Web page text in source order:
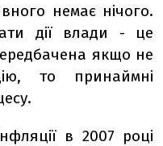
немає нічого.
дії влади - це
якщо не
то принаймні
в 2007 році